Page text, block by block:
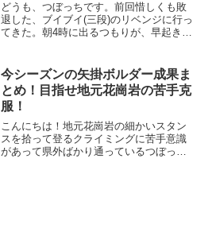
どうも、つぼっちです。前回惜しくも敗
退した、ブイブイ(三段)のリベンジに行っ
てきた。朝4時に出るつもりが、早起き失
ら高速に乗り、瀬戸大橋を渡って善通寺
で降りて、大豊...
今シーズンの矢掛ボルダー成果ま
とめ！目指せ地元花崗岩の苦手克
服！
こんにちは！地元花崗岩の細かいスタン
スを拾って登るクライミングに苦手意識
があって県外ばかり通っているつぼっち